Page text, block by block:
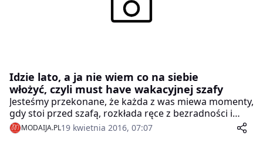
Idzie lato, a ja nie wiem co na siebie
włożyć, czyli must have wakacyjnej szafy
Jesteśmy przekonane, że każda z was miewa momenty,
gdy stoi przed szafą, rozkłada ręce z bezradności i
mówi do siebie: „Znowu nie mam się w co ubrać!”.
Mimo, że szafa pęka w szwach… Przychodzimy z
MODAIJA.PL19 kwietnia 2016, 07:07